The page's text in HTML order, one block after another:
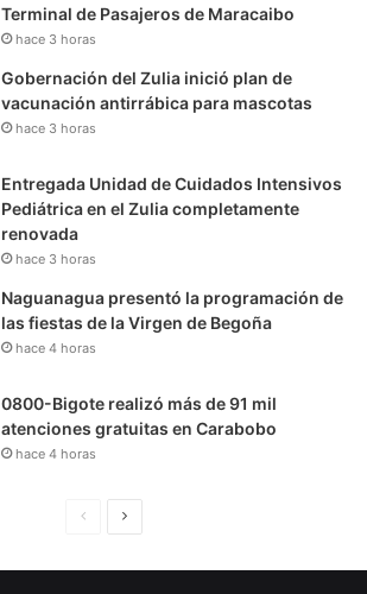
Terminal de Pasajeros de Maracaibo
hace 3 horas
Gobernación del Zulia inició plan de
vacunación antirrábica para mascotas
hace 3 horas
Entregada Unidad de Cuidados Intensivos
Pediátrica en el Zulia completamente
renovada
hace 3 horas
Naguanagua presentó la programación de
las fiestas de la Virgen de Begoña
hace 4 horas
0800-Bigote realizó más de 91 mil
atenciones gratuitas en Carabobo
hace 4 horas